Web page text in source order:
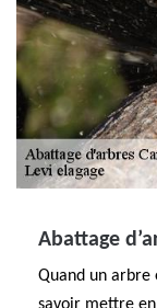
Abattage
Quand un arbre